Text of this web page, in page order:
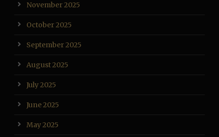
November 2025
October 2025
September 2025
August 2025
July 2025
June 2025
May 2025